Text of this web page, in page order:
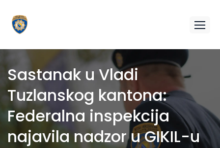
Sastanak u Vladi
Tuzlanskog kantona:
Federalna inspekcija
najavila nadzor u GIKIL-u